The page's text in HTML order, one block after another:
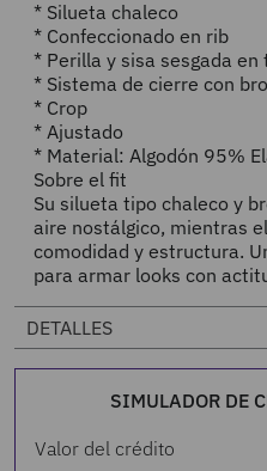
* Silueta chaleco
* Confeccionado en rib
* Perilla y sisa sesgada
* Sistema de cierre con
* Crop
* Ajustado
* Material: Algodón 95%
Sobre el fit
Su silueta tipo chaleco y
aire nostálgico, mientras
comodidad y estructura.
para armar looks con
DETALLES
SIMULADOR DE
Valor del crédito